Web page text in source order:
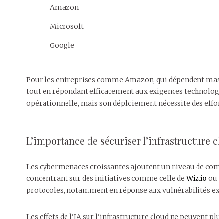
Amazon
Microsoft
Google
Pour les entreprises comme Amazon, qui dépendent
tout en répondant efficacement aux exigences
opérationnelle, mais son déploiement nécessite des
L’importance de sécuriser l’infrastructure
Les cybermenaces croissantes ajoutent un niveau de
concentrant sur des initiatives comme celle deWiz.io ou
protocoles, notamment en réponse aux vulnérabilités
Les effets de l’IA sur l’infrastructure cloud ne peuvent